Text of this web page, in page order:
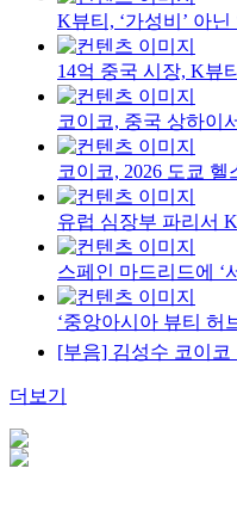
K뷰티, ‘가성비’ 아
14억 중국 시장, K뷰
코이코, 중국 상하이
코이코, 2026 도쿄
유럽 심장부 파리서
스페인 마드리드에 ‘
‘중앙아시아 뷰티 허
[부음] 김성수 코이
더보기